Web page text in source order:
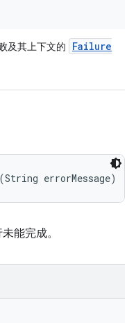
及其上下文的
Failure
errorMessage)
能完成。